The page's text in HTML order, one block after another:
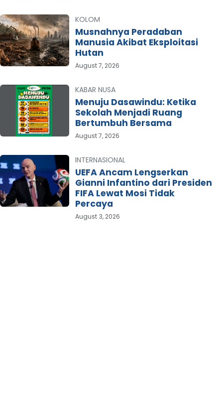
KOLOM
Musnahnya Peradaban
Manusia Akibat Eksploitasi
Hutan
August 7, 2026
KABAR NUSA
Menuju Dasawindu: Ketika
Sekolah Menjadi Ruang
Bertumbuh Bersama
August 7, 2026
INTERNASIONAL
UEFA Ancam Lengserkan
Gianni Infantino dari Presiden
FIFA Lewat Mosi Tidak
Percaya
August 3, 2026